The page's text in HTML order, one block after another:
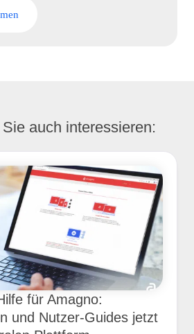
auch interessieren:
für Amagno:
und Nutzer-Guides jetzt